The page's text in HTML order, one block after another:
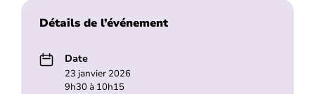
Détails de l’événement
Date
23 janvier 2026
9h30 à 10h15